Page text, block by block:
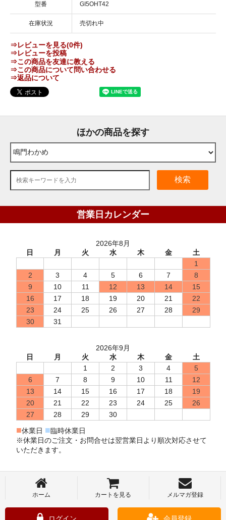
型番 GI5OHT42
在庫状況 売切れ中
⇒レビューを見る(0件)
⇒レビューを投稿
⇒この商品を友達に教える
⇒この商品について問い合わせる
⇒返品について
ほかの商品を探す
検索
営業日カレンダー
2026年8月
日
月 火 水 木 金
土
1
2
3 4 5 6 7
8
9
10 11 12 13 14
15
16
17 18 19 20 21
22
23
24 25 26 27 28
29
30
31
2026年9月
日
月 火 水 木 金
土
1
2 3 4
5
6
7 8 9 10 11
12
13
14 15 16 17 18
19
20
21 22 23 24 25
26
27
28 29 30
■休業日 ■臨時休業日
※休業日のご注文・お問合せは翌営業日より順次対応させて
いただきます。
ホーム カートを見る メルマガ登録
ログイン 会員登録